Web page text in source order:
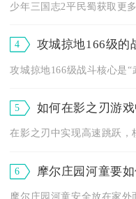
4 攻城掠地166级的
5 如何在影之刃游
6 摩尔庄园河童要